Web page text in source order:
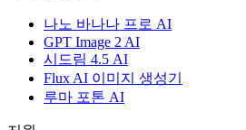
나노 바나나 프로 AI
GPT Image 2 AI
시드림 4.5 AI
Flux AI 이미지 생성기
루마 포톤 AI